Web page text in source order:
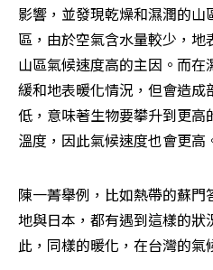
影響，並發現乾燥和濕潤的
區，由於空氣含水量較少，
山區氣候速度高的主因。而
緩和地表暖化情況，但會造成
低，意味著生物要攀升到更
溫度，因此氣候速度也會更高
陳一菁舉例，比如熱帶的蘇
地與日本，都有遇到這樣的
此，同樣的暖化，在台灣的氣